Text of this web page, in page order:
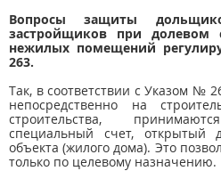
Вопросы защиты
застройщиков при долевом
нежилых помещений
263.
Так, в соответствии с Указом №
непосредственно на
строительства,
специальный счет, открытый
объекта (жилого дома). Это
только по целевому назначению.